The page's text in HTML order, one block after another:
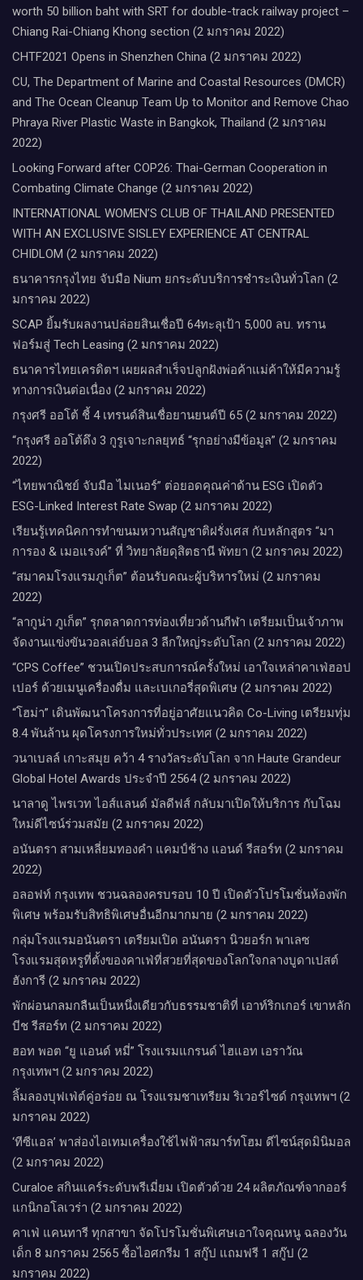
worth 50 billion baht with SRT for double-track railway project –
Chiang Rai-Chiang Khong section (2 มกราคม 2022)
CHTF2021 Opens in Shenzhen China (2 มกราคม 2022)
CU, The Department of Marine and Coastal Resources (DMCR)
and The Ocean Cleanup Team Up to Monitor and Remove Chao
Phraya River Plastic Waste in Bangkok, Thailand (2 มกราคม
2022)
Looking Forward after COP26: Thai-German Cooperation in
Combating Climate Change (2 มกราคม 2022)
INTERNATIONAL WOMEN’S CLUB OF THAILAND PRESENTED
WITH AN EXCLUSIVE SISLEY EXPERIENCE AT CENTRAL
CHIDLOM (2 มกราคม 2022)
ธนาคารกรุงไทย จับมือ Nium ยกระดับบริการชำระเงินทั่วโลก (2
มกราคม 2022)
SCAP ยิ้มรับผลงานปล่อยสินเชื่อปี 64ทะลุเป้า 5,000 ลบ. ทราน
ฟอร์มสู่ Tech Leasing (2 มกราคม 2022)
ธนาคารไทยเครดิตฯ เผยผลสำเร็จปลูกฝังพ่อค้าแม่ค้าให้มีความรู้
ทางการเงินต่อเนื่อง (2 มกราคม 2022)
กรุงศรี ออโต้ ชี้ 4 เทรนด์สินเชื่อยานยนต์ปี 65 (2 มกราคม 2022)
“กรุงศรี ออโต้ดึง 3 กูรูเจาะกลยุทธ์ “รุกอย่างมีข้อมูล” (2 มกราคม
2022)
“ไทยพาณิชย์ จับมือ ไมเนอร์” ต่อยอดคุณค่าด้าน ESG เปิดตัว
ESG-Linked Interest Rate Swap (2 มกราคม 2022)
เรียนรู้เทคนิคการทำขนมหวานสัญชาติฝรั่งเศส กับหลักสูตร “มา
การอง & เมอแรงค์” ที่ วิทยาลัยดุสิตธานี พัทยา (2 มกราคม 2022)
“สมาคมโรงแรมภูเก็ต” ต้อนรับคณะผู้บริหารใหม่ (2 มกราคม
2022)
“ลากูน่า ภูเก็ต” รุกตลาดการท่องเที่ยวด้านกีฬา เตรียมเป็นเจ้าภาพ
จัดงานแข่งขันวอลเล่ย์บอล 3 ลีกใหญ่ระดับโลก (2 มกราคม 2022)
“CPS Coffee” ชวนเปิดประสบการณ์ครั้งใหม่ เอาใจเหล่าคาเฟ่ฮอป
เปอร์ ด้วยเมนูเครื่องดื่ม และเบเกอรี่สุดพิเศษ (2 มกราคม 2022)
“โฮม่า” เดินพัฒนาโครงการที่อยู่อาศัยแนวคิด Co-Living เตรียมทุ่ม
8.4 พันล้าน ผุดโครงการใหม่ทั่วประเทศ (2 มกราคม 2022)
วนาเบลล์ เกาะสมุย คว้า 4 รางวัลระดับโลก จาก Haute Grandeur
Global Hotel Awards ประจำปี 2564 (2 มกราคม 2022)
นาลาดู ไพรเวท ไอส์แลนด์ มัลดีฟส์ กลับมาเปิดให้บริการ กับโฉม
ใหม่ดีไซน์ร่วมสมัย (2 มกราคม 2022)
อนันตรา สามเหลี่ยมทองคำ แคมป์ช้าง แอนด์ รีสอร์ท (2 มกราคม
2022)
อลอฟท์ กรุงเทพ ชวนฉลองครบรอบ 10 ปี เปิดตัวโปรโมชั่นห้องพัก
พิเศษ พร้อมรับสิทธิพิเศษอื่นอีกมากมาย (2 มกราคม 2022)
กลุ่มโรงแรมอนันตรา เตรียมเปิด อนันตรา นิวยอร์ก พาเลซ
โรงแรมสุดหรูที่ตั้งของคาเฟ่ที่สวยที่สุดของโลกใจกลางบูดาเปสต์
ฮังการี (2 มกราคม 2022)
พักผ่อนกลมกลืนเป็นหนึ่งเดียวกับธรรมชาติที่ เอาท์ริกเกอร์ เขาหลัก
บีช รีสอร์ท (2 มกราคม 2022)
ฮอท พอต “ยู แอนด์ หมี่” โรงแรมแกรนด์ ไฮแอท เอราวัณ
กรุงเทพฯ (2 มกราคม 2022)
ลิ้มลองบุฟเฟ่ต์คู่อร่อย ณ โรงแรมชาเทรียม ริเวอร์ไซด์ กรุงเทพฯ (2
มกราคม 2022)
‘ทีซีแอล’ พาส่องไอเทมเครื่องใช้ไฟฟ้าสมาร์ทโฮม ดีไซน์สุดมินิมอล
(2 มกราคม 2022)
Curaloe สกินแคร์ระดับพรีเมี่ยม เปิดตัวด้วย 24 ผลิตภัณฑ์จากออร์
แกนิกอโลเวร่า (2 มกราคม 2022)
คาเฟ่ แคนทารี ทุกสาขา จัดโปรโมชั่นพิเศษเอาใจคุณหนู ฉลองวัน
เด็ก 8 มกราคม 2565 ซื้อไอศกรีม 1 สกู๊ป แถมฟรี 1 สกู๊ป (2
มกราคม 2022)